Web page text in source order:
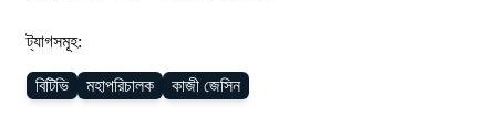
ট্যাগসমূহ:
বিটিভি মহাপরিচালক কাজী জেসিন